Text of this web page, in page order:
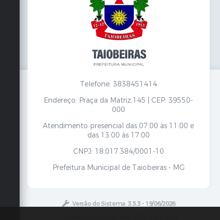
Telefone: 3838451414
Endereço: Praça da Matriz,145 | CEP: 39550-
000
Atendimento presencial das 07:00 às 11:00 e
das 13:00 às 17:00
CNPJ: 18.017.384/0001-10
Prefeitura Municipal de Taiobeiras - MG
Versão do Sistema: 3.5.3 - 19/06/2026